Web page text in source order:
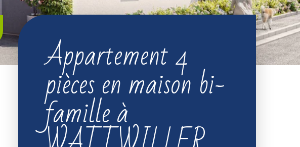
Appartement 4
pièces en maison bi-
famille à